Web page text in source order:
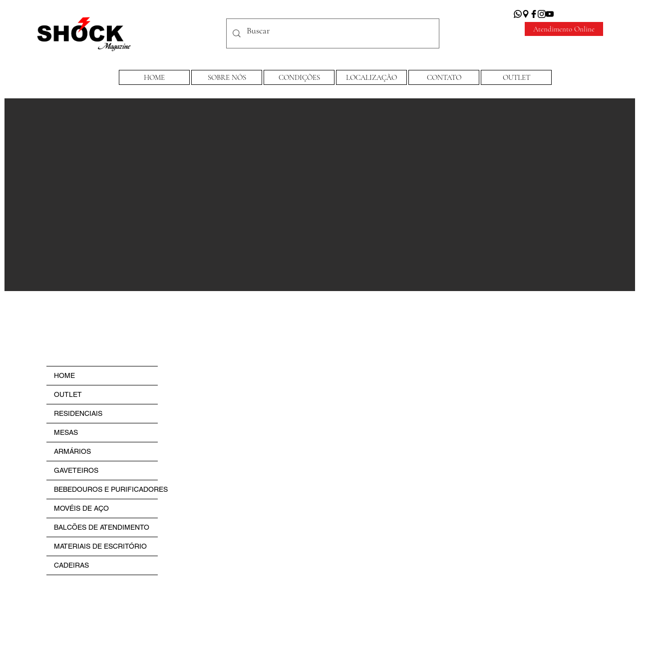
Atendimento Online
HOME SOBRE NÓS CONDIÇÕES LOCALIZAÇÃO CONTATO OUTLET
HOME
OUTLET
RESIDENCIAIS
MESAS
ARMÁRIOS
GAVETEIROS
BEBEDOUROS E PURIFICADORES
MOVÉIS DE AÇO
BALCÕES DE ATENDIMENTO
MATERIAIS DE ESCRITÓRIO
CADEIRAS